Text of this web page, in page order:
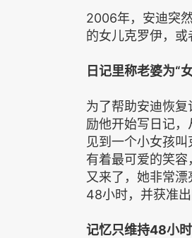
2006年，安迪突
的女儿克罗伊，或
日记里称老婆为“
为了帮助安迪恢
励他开始写日记
见到一个小女孩
有着最可爱的笑
又来了，她非常漂
48小时，并获准出
记忆只维持48小时